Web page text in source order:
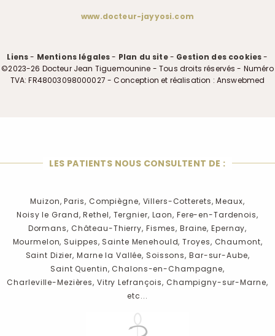
www.docteur-jayyosi.com
Liens- Mentions légales- Plan du site- Gestion des cookies-
©2023-26 Docteur Jean Tiguemounine - Tous droits réservés - Numéro
TVA: FR48003098000027 - Conception et réalisation : Answebmed
LES PATIENTS NOUS CONSULTENT DE :
Muizon, Paris, Compiègne, Villers-Cotterets, Meaux,
Noisy le Grand, Rethel, Tergnier, Laon, Fere-en-Tardenois,
Dormans, Château-Thierry, Fismes, Braine, Epernay,
Mourmelon, Suippes, Sainte Menehould, Troyes, Chaumont,
Saint Dizier, Marne la Vallée, Soissons, Bar-sur-Aube,
Saint Quentin, Chalons-en-Champagne,
Charleville-Mezières, Vitry Lefrançois, Champigny-sur-Marne,
etc...